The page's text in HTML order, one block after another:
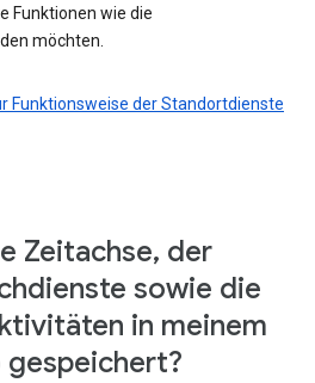
Funktionen wie die
möchten.
Funktionsweise der Standortdienste
Zeitachse, der
sowie die
in meinem